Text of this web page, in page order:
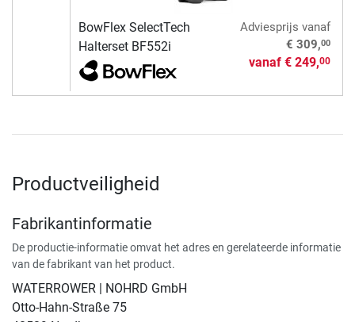
BowFlex SelectTech
Halterset BF552i
Adviesprijs vanaf
€ 309,00
vanaf € 249,00
Productveiligheid
Fabrikantinformatie
De productie-informatie omvat het adres en gerelateerde informatie
van de fabrikant van het product.
WATERROWER | NOHRD GmbH
Otto-Hahn-Straße 75